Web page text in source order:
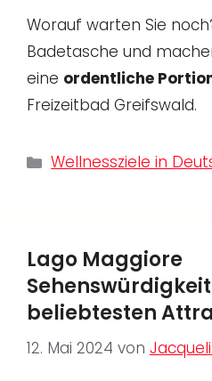
Worauf warten Sie
Badetasche und
eine ordentliche
Freizeitbad Greifswald.
Kategorien
Wellnessziele in
Lago Maggiore
beliebtesten
12. Mai 2024 von